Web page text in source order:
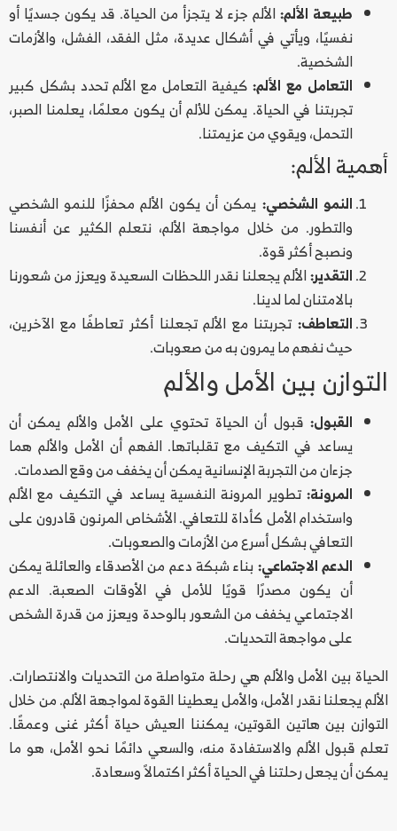
طبيعة الألم: الألم جزء لا يتجزأ من الحياة. قد يكون جسديًا أو
نفسيًا، ويأتي في أشكال عديدة، مثل الفقد، الفشل، والأزمات
الشخصية.
التعامل مع الألم:كيفية التعامل مع الألم تحدد بشكل كبير
تجربتنا في الحياة. يمكن للألم أن يكون معلمًا، يعلمنا الصبر،
التحمل، ويقوي من عزيمتنا.
أهمية الألم:
النمو الشخصي: يمكن أن يكون الألم محفزًا للنمو الشخصي
والتطور. من خلال مواجهة الألم، نتعلم الكثير عن أنفسنا
ونصبح أكثر قوة.
التقدير:الألم يجعلنا نقدر اللحظات السعيدة ويعزز من شعورنا
بالامتنان لما لدينا.
التعاطف: تجربتنا مع الألم تجعلنا أكثر تعاطفًا مع الآخرين،
حيث نفهم ما يمرون به من صعوبات.
التوازن بين الأمل والألم
القبول: قبول أن الحياة تحتوي على الأمل والألم يمكن أن
يساعد في التكيف مع تقلباتها. الفهم أن الأمل والألم هما
جزءان من التجربة الإنسانية يمكن أن يخفف من وقع الصدمات.
المرونة: تطوير المرونة النفسية يساعد في التكيف مع الألم
واستخدام الأمل كأداة للتعافي. الأشخاص المرنون قادرون على
التعافي بشكل أسرع من الأزمات والصعوبات.
الدعم الاجتماعي: بناء شبكة دعم من الأصدقاء والعائلة يمكن
أن يكون مصدرًا قويًا للأمل في الأوقات الصعبة. الدعم
الاجتماعي يخفف من الشعور بالوحدة ويعزز من قدرة الشخص
على مواجهة التحديات.
الحياة بين الأمل والألم هي رحلة متواصلة من التحديات والانتصارات.
الألم يجعلنا نقدر الأمل، والأمل يعطينا القوة لمواجهة الألم. من خلال
التوازن بين هاتين القوتين، يمكننا العيش حياة أكثر غنى وعمقًا.
تعلم قبول الألم والاستفادة منه، والسعي دائمًا نحو الأمل، هو ما
يمكن أن يجعل رحلتنا في الحياة أكثر اكتمالاً وسعادة.